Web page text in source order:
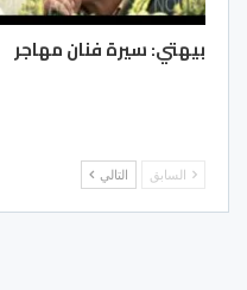
بيهتي: سيرة فنان مهاجر
السابق التالي